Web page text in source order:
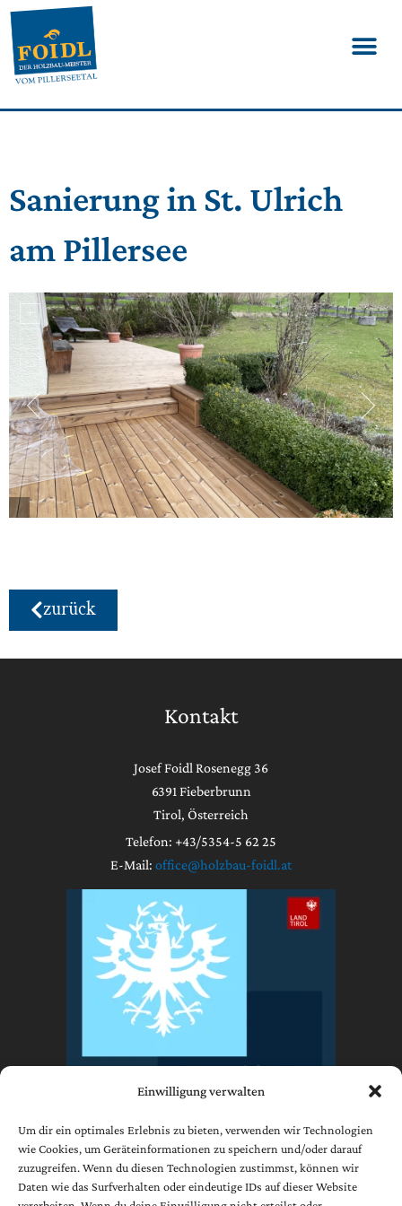
Einwilligung verwalten
Um dir ein optimales Erlebnis zu bieten, verwenden wir Technologien
wie Cookies, um Geräteinformationen zu speichern und/oder darauf
zuzugreifen. Wenn du diesen Technologien zustimmst, können wir
Daten wie das Surfverhalten oder eindeutige IDs auf dieser Website
Sanierung in St. Ulrich
am Pillersee
zurück
Kontakt
Josef Foidl Rosenegg 36
6391 Fieberbrunn
Tirol, Österreich
Telefon: +43/5354-5 62 25
E-Mail: office@holzbau-foidl.at
Impressum
Datenschutzerklärung